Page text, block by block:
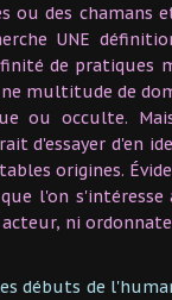
ou des chamans
UNE
de pratiques
multitude de
ou occulte.
d'essayer d'en
origines.
l'on
ni
débuts de